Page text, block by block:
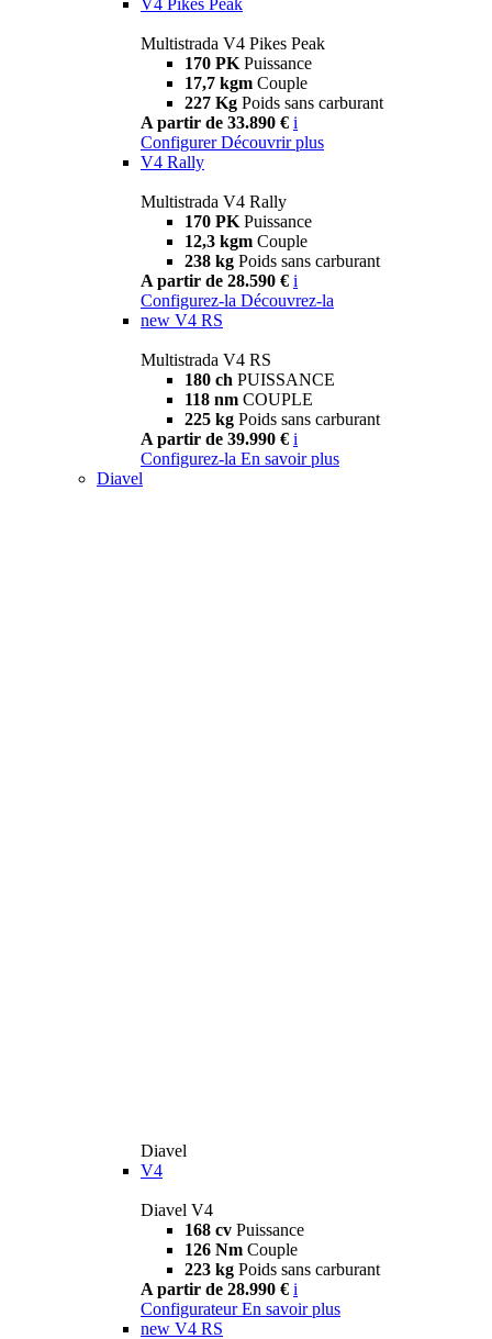
Multistrada V4 Pikes Peak
170 PK Puissance
17,7 kgm Couple
227 Kg Poids sans carburant
A partir de 33.890 € i
Configurer Découvrir plus
V4 Rally
Multistrada V4 Rally
170 PK Puissance
12,3 kgm Couple
238 kg Poids sans carburant
A partir de 28.590 € i
Configurez-la Découvrez-la
new V4 RS
Multistrada V4 RS
180 ch PUISSANCE
118 nm COUPLE
225 kg Poids sans carburant
A partir de 39.990 € i
Configurez-la En savoir plus
Diavel
Diavel
V4
Diavel V4
168 cv Puissance
126 Nm Couple
223 kg Poids sans carburant
A partir de 28.990 € i
Configurateur En savoir plus
new V4 RS